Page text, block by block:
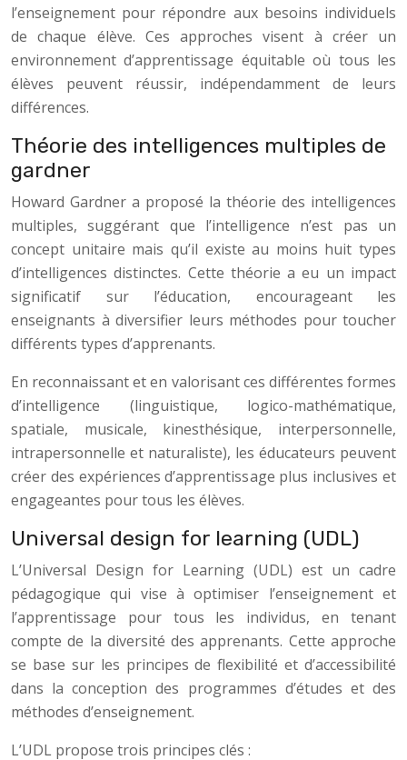
l’enseignement pour répondre aux besoins individuels
de chaque élève. Ces approches visent à créer un
environnement d’apprentissage équitable où tous les
élèves peuvent réussir, indépendamment de leurs
différences.
Théorie des intelligences multiples de
gardner
Howard Gardner a proposé la théorie des intelligences
multiples, suggérant que l’intelligence n’est pas un
concept unitaire mais qu’il existe au moins huit types
d’intelligences distinctes. Cette théorie a eu un impact
significatif sur l’éducation, encourageant les
enseignants à diversifier leurs méthodes pour toucher
différents types d’apprenants.
En reconnaissant et en valorisant ces différentes formes
d’intelligence (linguistique, logico-mathématique,
spatiale, musicale, kinesthésique, interpersonnelle,
intrapersonnelle et naturaliste), les éducateurs peuvent
créer des expériences d’apprentissage plus inclusives et
engageantes pour tous les élèves.
Universal design for learning (UDL)
L’Universal Design for Learning (UDL) est un cadre
pédagogique qui vise à optimiser l’enseignement et
l’apprentissage pour tous les individus, en tenant
compte de la diversité des apprenants. Cette approche
se base sur les principes de flexibilité et d’accessibilité
dans la conception des programmes d’études et des
méthodes d’enseignement.
L’UDL propose trois principes clés :